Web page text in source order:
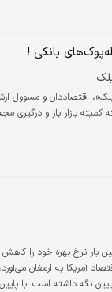
بانکی !
اقتصاددان و مسوول
کمیته بازار باز و درگیری
بار نرخ بهره خود را
آمریکا به ارمغان
را پایین نگه داشته است.